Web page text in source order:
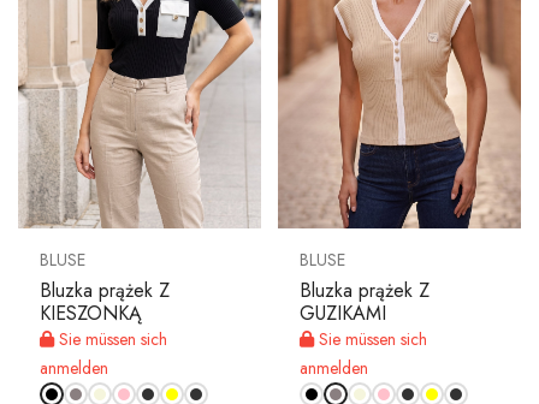
BLUSE
Bluzka prążek Z
KIESZONKĄ
Sie müssen sich
anmelden
BLUSE
Bluzka prążek Z
GUZIKAMI
Sie müssen sich
anmelden